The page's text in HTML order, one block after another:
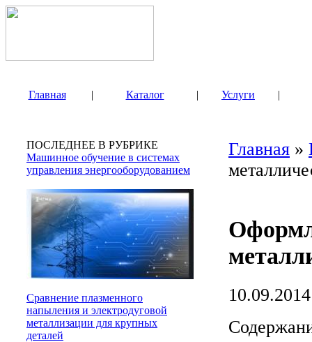
Главная | Каталог | Услуги |
ПОСЛЕДНЕЕ В РУБРИКЕ
Машинное обучение в системах
управления энергооборудованием
Сравнение плазменного
напыления и электродуговой
металлизации для крупных
деталей
Главная »
10.09.2014